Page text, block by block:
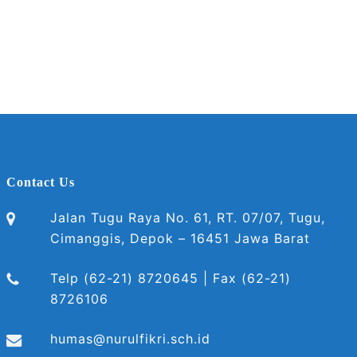
Contact Us
Jalan Tugu Raya No. 61, RT. 07/07, Tugu,
Cimanggis, Depok – 16451 Jawa Barat
Telp (62-21) 8720645 | Fax (62-21)
8726106
humas@nurulfikri.sch.id